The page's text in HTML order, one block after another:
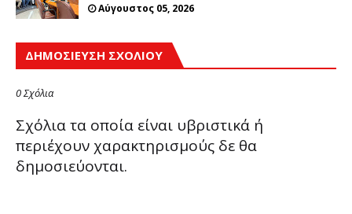
Αύγουστος 05, 2026
ΔΗΜΟΣΊΕΥΣΗ ΣΧΟΛΊΟΥ
0 Σχόλια
Σχόλια τα οποία είναι υβριστικά ή
περιέχουν χαρακτηρισμούς δε θα
δημοσιεύονται.